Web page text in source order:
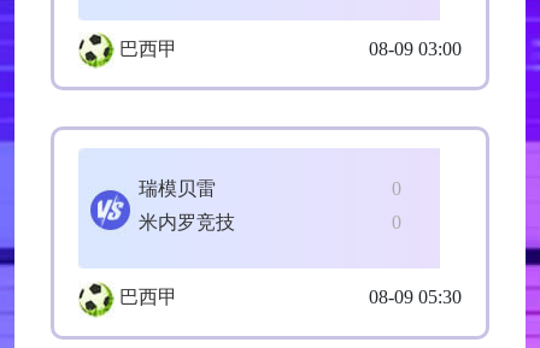
巴西甲 08-09 03:00
0
瑞模贝雷
0
米内罗竞技
巴西甲 08-09 05:30